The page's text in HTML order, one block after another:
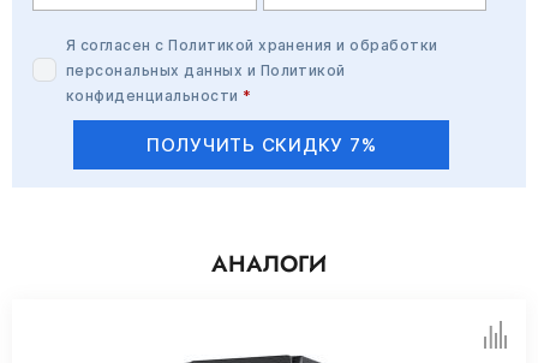
Я согласен сПолитикой хранения и обработки
персональных данных и Политикой
конфиденциальности *
ПОЛУЧИТЬ СКИДКУ 7%
АНАЛОГИ